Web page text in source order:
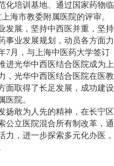
化培训基地、通过国家药物临
海市教委附属医院的评审。
发展，坚持中西医并重，坚持
事业发展规划，动员各方面力
7月，与上海中医药大学签订
进光华中西医结合医院成为上
，光华中西医结合医院在医教
面取得了长足发展，成功建设
医院。
扬敢为人先的精神，在长宁区
公立医院混合所有制改革，通
，进一步探索多元化办医，